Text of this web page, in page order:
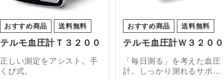
おすすめ商品 送料無料
テルモ血圧計Ｔ３２００
正しい測定をアシスト。手
くび式。
おすすめ商品 送料無料
テルモ血圧計Ｗ３２００
「毎日測る」を考えた血圧
計。しっかり測れるサポー